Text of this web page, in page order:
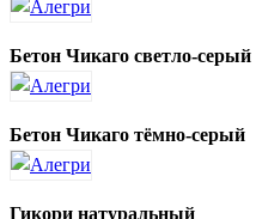
Бетон Чикаго светло-серый
Бетон Чикаго тёмно-серый
Гикори натуральный